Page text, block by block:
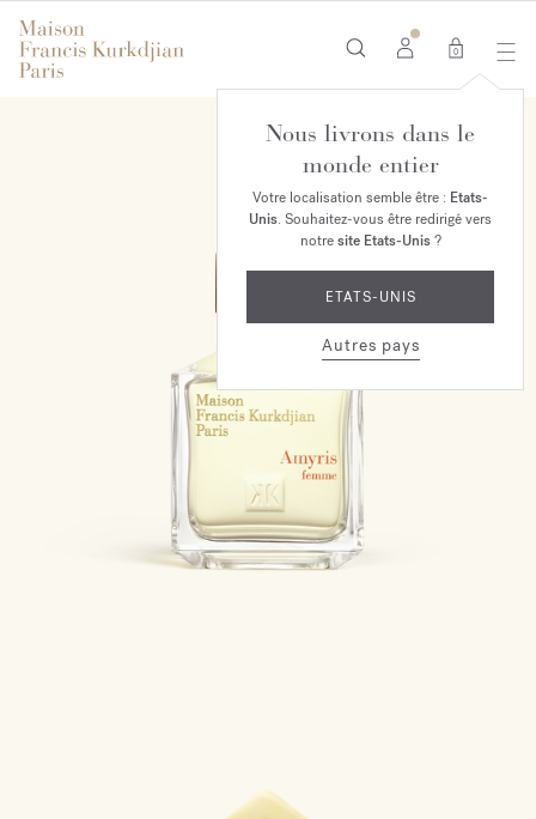
0
Nous livrons dans le
monde entier
Votre localisation semble être : Etats-
Unis. Souhaitez-vous être redirigé vers
notresite Etats-Unis?
ETATS-UNIS
Autres pays